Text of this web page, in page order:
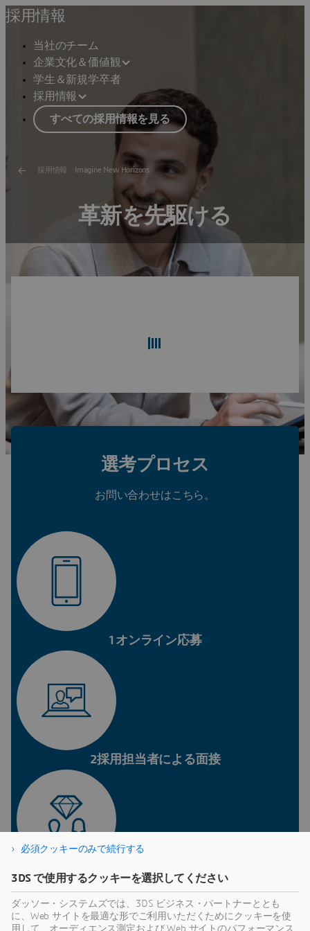
採用情報
当社のチーム
企業文化＆価値観
学生＆新規学卒者
採用情報
すべての採用情報を見る
採用情報 Imagine New Horizons
革新を先駆ける
選考プロセス
お問い合わせはこちら。
1オンライン応募
2採用担当者による面接
3マネージャー面接
必須クッキーのみで続行する
3DS で使用するクッキーを選択してください
ダッソー・システムズでは、3DS ビジネス・パートナーととも
に、Web サイトを最適な形でご利用いただくためにクッキーを使
用して、オーディエンス測定および Web サイトのパフォーマンス